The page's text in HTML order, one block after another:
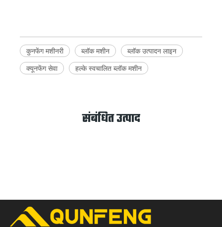
कुनफेंग मशीनरी ब्लॉक मशीन
ब्लॉक उत्पादन लाइन
क्यूनफेंग सेवा
हल्के स्वचालित ब्लॉक मशीन
संबंधित उत्पाद